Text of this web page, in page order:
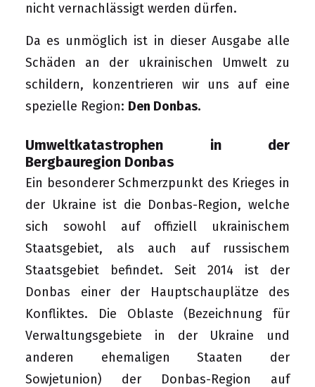
nicht vernachlässigt werden dürfen.
Da es unmöglich ist in dieser Ausgabe alle
Schäden an der ukrainischen Umwelt zu
schildern, konzentrieren wir uns auf eine
spezielle Region: Den Donbas.
Umweltkatastrophen in der
Bergbauregion Donbas
Ein besonderer Schmerzpunkt des Krieges in
der Ukraine ist die Donbas-Region, welche
sich sowohl auf offiziell ukrainischem
Staatsgebiet, als auch auf russischem
Staatsgebiet befindet. Seit 2014 ist der
Donbas einer der Hauptschauplätze des
Konfliktes. Die Oblaste (Bezeichnung für
Verwaltungsgebiete in der Ukraine und
anderen ehemaligen Staaten der
Sowjetunion) der Donbas-Region auf